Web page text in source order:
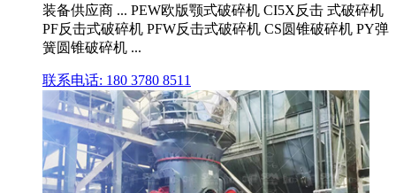
装备供应商 ... PEW欧版颚式破碎机 CI5X反击 式破碎机
PF反击式破碎机 PFW反击式破碎机 CS圆锥破碎机 PY弹
簧圆锥破碎机 ...
联系电话: 180 3780 8511